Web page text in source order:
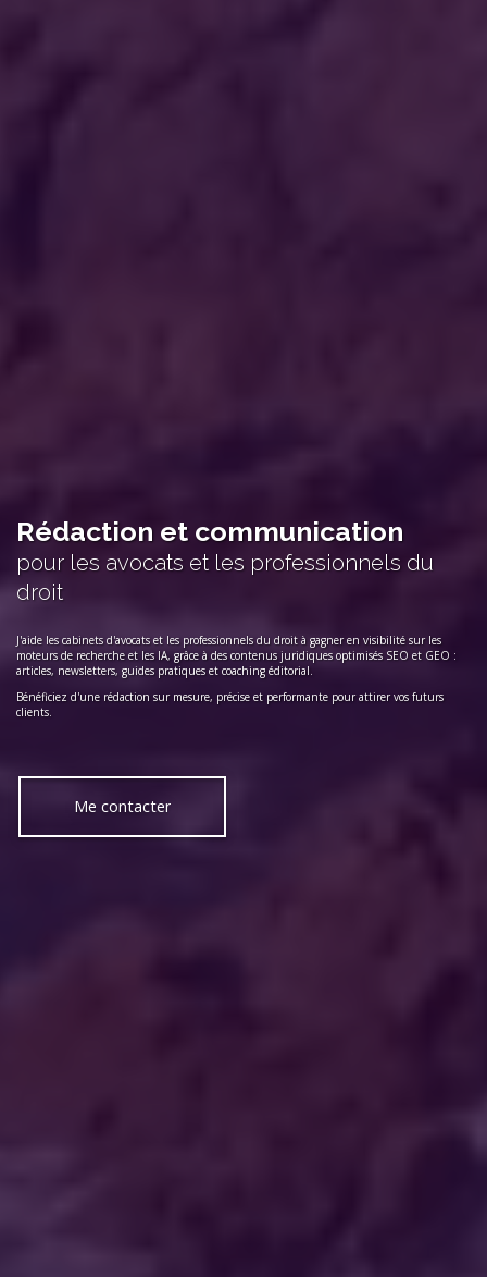
Rédaction et communication
pour les avocats et les professionnels du
droit
J'aide les cabinets d'avocats et les professionnels du droit à gagner en visibilité sur les
moteurs de recherche et les IA, grâce à des contenus juridiques optimisés SEO et GEO :
articles, newsletters, guides pratiques et coaching éditorial.
Bénéficiez d'une rédaction sur mesure, précise et performante pour attirer vos futurs
clients.
Me contacter